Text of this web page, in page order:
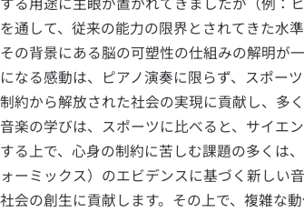
を通して、従来の能力の限界とされてきた水
その背景にある脳の可塑性の仕組みの解明が
になる感動は、ピアノ演奏に限らず、スポー
制約から解放された社会の実現に貢献し、多
音楽の学びは、スポーツに比べると、サイエ
する上で、心身の制約に苦しむ課題の多くは
ォーミックス）のエビデンスに基づく新しい
社会の創生に貢献します。その上で、複雑な